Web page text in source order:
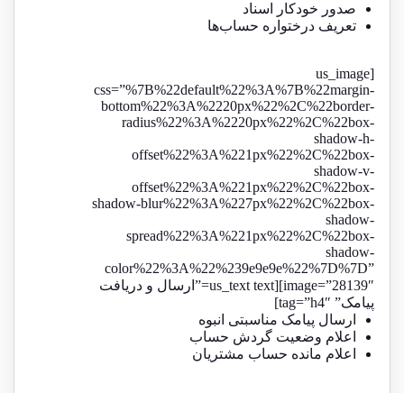
صدور خودکار اسناد
تعریف درختواره حساب‌ها
[us_image
css=”%7B%22default%22%3A%7B%22margin-
bottom%22%3A%2220px%22%2C%22border-
radius%22%3A%2220px%22%2C%22box-
shadow-h-
offset%22%3A%221px%22%2C%22box-
shadow-v-
offset%22%3A%221px%22%2C%22box-
shadow-blur%22%3A%227px%22%2C%22box-
shadow-
spread%22%3A%221px%22%2C%22box-
shadow-
color%22%3A%22%239e9e9e%22%7D%7D”
image=”28139″][us_text text=”ارسال و دریافت
پیامک” tag=”h4″]
ارسال پیامک مناسبتی انبوه
اعلام وضعیت گردش حساب
اعلام مانده حساب مشتریان